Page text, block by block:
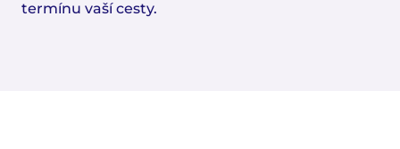
termínu vaší cesty.